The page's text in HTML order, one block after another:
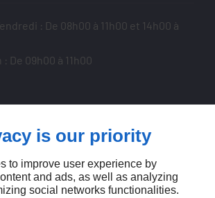
: De 08h00 à 11h00 et 14h00 à
De 09h00 à 11h00
is our priority
to improve user experience by
and ads, as well as analyzing
social networks functionalities.